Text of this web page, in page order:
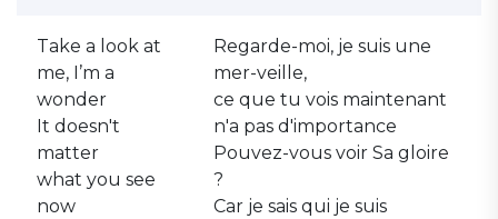
Take a look at
me, I’m a
wonder
It doesn't
matter
what you see
now
Regarde-moi, je suis une
mer-veille,
ce que tu vois maintenant
n'a pas d'importance
Pouvez-vous voir Sa gloire
?
Car je sais qui je suis